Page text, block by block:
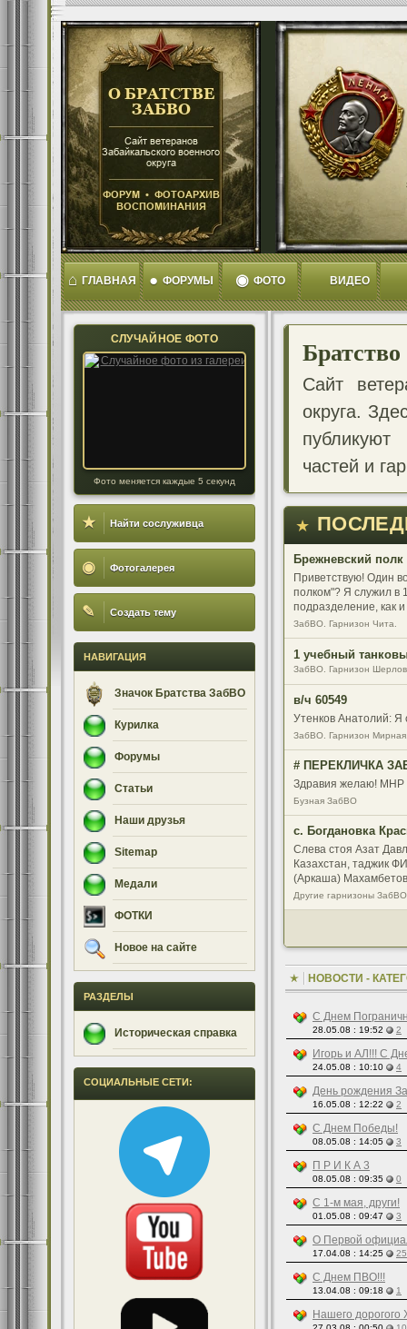
⌂ ГЛАВНАЯ ● ФОРУМЫ ◉ ФОТО ВИДЕО
СЛУЧАЙНОЕ ФОТО
Фото меняется каждые 5 секунд
★ Найти сослуживца
◉ Фотогалерея
✎ Создать тему
НАВИГАЦИЯ
Значок Братства ЗабВО
Курилка
Форумы
Статьи
Наши друзья
Sitemap
Медали
ФОТКИ
Новое на сайте
РАЗДЕЛЫ
Историческая справка
СОЦИАЛЬНЫЕ СЕТИ:
Сайт
округа.
частей и
★
Брежневский полк
Приветствую! Один
полком"? Я служил в
подразделение, как
ленкомнате целый
только общие плац,
были круче))) Все
восстановить
ЗабВО. Гарнизон Чита.
1 учебный
ЗабВО. Гарнизон
в/ч 60549
Утенков Анатолий: Я
ЗабВО. Гарнизон
# ПЕРЕКЛИЧКА
Здравия желаю! МНР
Бузная ЗабВО
с. Богдановка
Слева стоя Азат
Казахстан, таджик
(Аркаша)
82-84 май.
Другие гарнизоны ЗабВО
НОВОСТИ -
С Днем
28.05.08 : 19:52 2
Игорь и АЛ!!! С
24.05.08 : 10:10 4
День рождения
16.05.08 : 12:22 2
С Днем Победы!
08.05.08 : 14:05 3
П Р И К А 3
08.05.08 : 09:35 0
С 1-м мая, други!
01.05.08 : 09:47 3
О Первой
17.04.08 : 14:25 25
С Днем ПВО!!!
13.04.08 : 09:18 1
Нашего